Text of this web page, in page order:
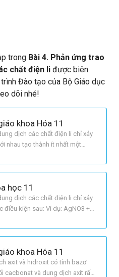
trong Bài 4. Phản ứng trao
chất điện li được biên
Đào tạo của Bộ Giáo dục
dõi nhé!
khoa Hóa 11
dịch các chất điện li chỉ xảy
nhau tạo thành ít nhất một
HNO3 Chất điện li yếu : Ví dụ :
học 11
dịch các chất điện li chỉ xảy
điều kiện sau: Ví dụ: AgNO3 +
> Na2SO4 + CO2↑ + H2O
khoa Hóa 11
axit và hidroxit có tính bazơ
cacbonat và dung dịch axit rất